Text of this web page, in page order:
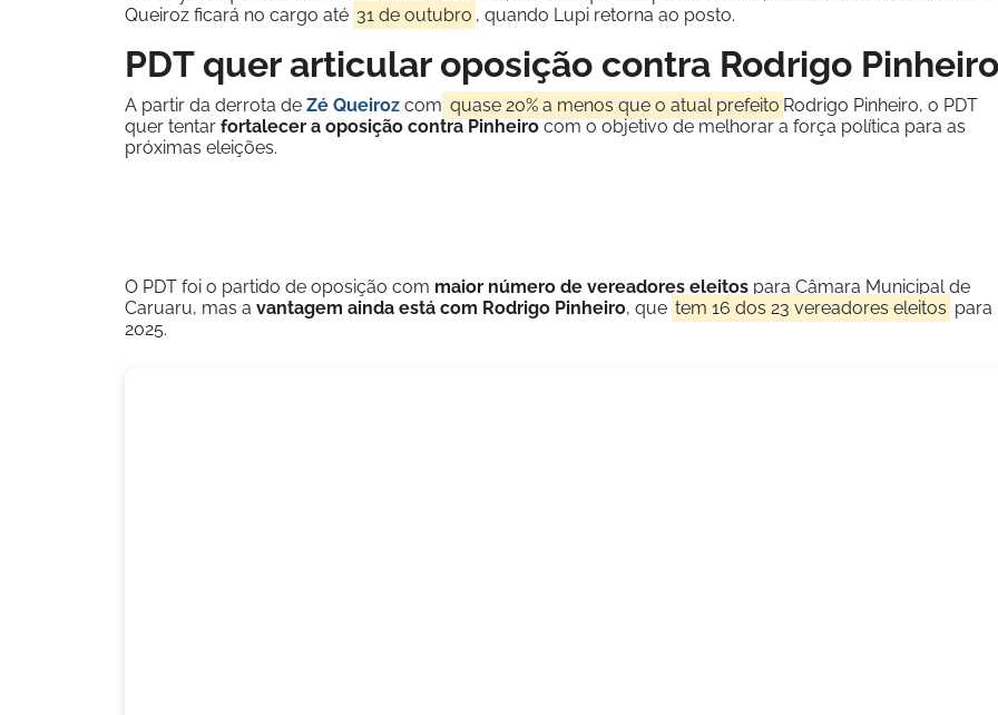
Queiroz ficará no cargo até 31 de outubro , quando Lupi retorna ao posto.
PDT quer articular oposição contra Rodrigo Pinheiro
A partir da derrota de Zé Queiroz com quase 20% a menos que o atual prefeito Rodrigo Pinheiro, o PDT
quer tentar fortalecer a oposição contra Pinheirocom o objetivo de melhorar a força política para as
próximas eleições.
O PDT foi o partido de oposição com maior número de vereadores eleitos para Câmara Municipal de
Caruaru, mas a vantagem ainda está com Rodrigo Pinheiro, que tem 16 dos 23 vereadores eleitos para
2025.